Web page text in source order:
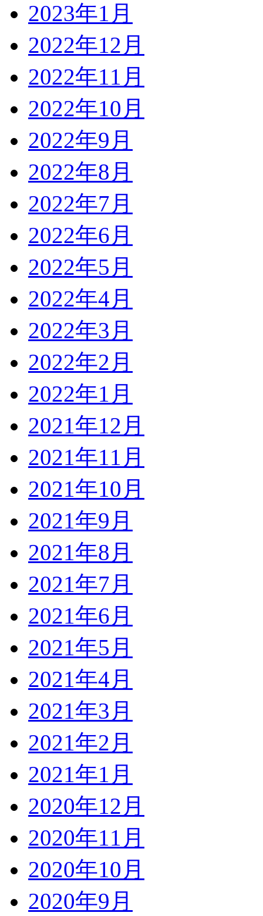
2023年1月
2022年12月
2022年11月
2022年10月
2022年9月
2022年8月
2022年7月
2022年6月
2022年5月
2022年4月
2022年3月
2022年2月
2022年1月
2021年12月
2021年11月
2021年10月
2021年9月
2021年8月
2021年7月
2021年6月
2021年5月
2021年4月
2021年3月
2021年2月
2021年1月
2020年12月
2020年11月
2020年10月
2020年9月